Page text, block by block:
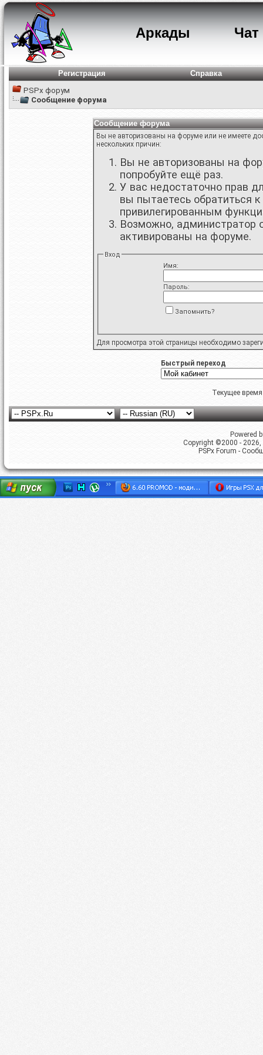
Аркады Чат
Регистрация
Справка
PSPx форум
Сообщение форума
Сообщение форума
Вы не авторизованы на форуме или не имеете
нескольких причин:
Вы не авторизованы на
попробуйте ещё раз.
У вас недостаточно прав
вы пытаетесь обратиться
привилегированным
Возможно, администратор
активированы на форуме.
Вход
Имя:
Пароль:
Запомнить?
Для просмотра этой страницы необходимо
Быстрый переход
Текущее
Powered
Copyright ©2000 -
PSPx Forum -